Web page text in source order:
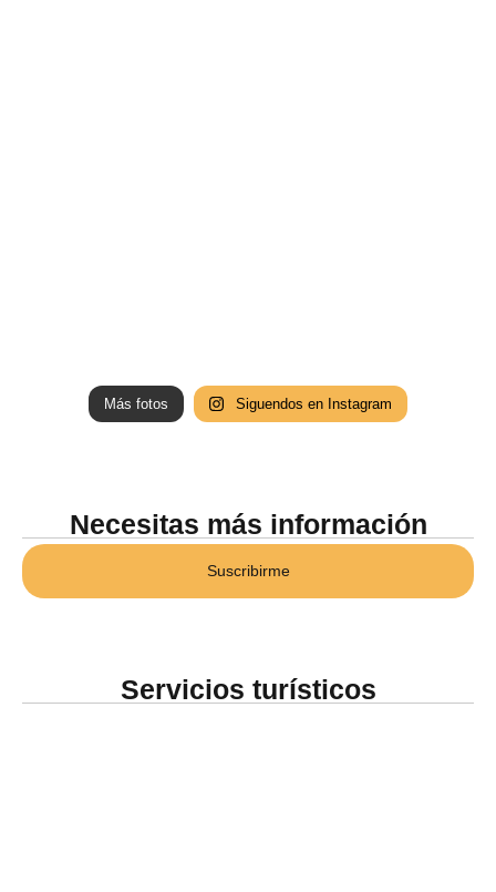
Más fotos Siguendos en Instagram
Necesitas más información
Suscribirme
Servicios turísticos